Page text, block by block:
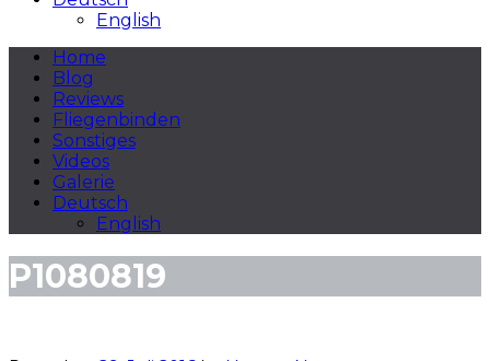
English
Home
Blog
Reviews
Fliegenbinden
Sonstiges
Videos
Galerie
Deutsch
English
P1080819